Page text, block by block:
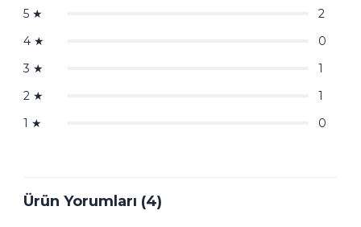
5 ★
2
4 ★
0
3 ★
1
2 ★
1
1 ★ 0
Ürün Yorumları (4)